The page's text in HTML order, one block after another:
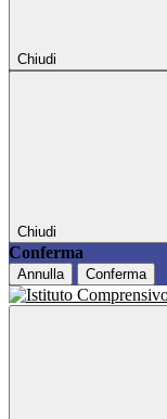
Chiudi
Chiudi
Conferma
Annulla Conferma